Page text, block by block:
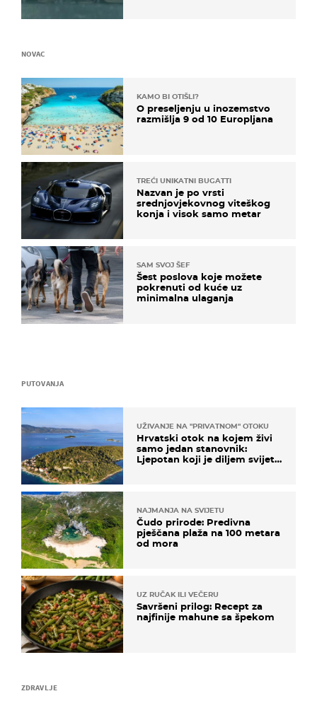
ZDRAVLJE
PUTOVANJA
UŽIVANJE NA "PRIVATNOM" OTOKU
Hrvatski otok na kojem živi
samo jedan stanovnik:
Ljepotan koji je diljem svijeta
NAJMANJA NA SVIJETU
Čudo prirode: Predivna
pješčana plaža na 100 metara
od mora
UZ RUČAK ILI VEČERU
Savršeni prilog: Recept za
najfinije mahune sa špekom
NOVAC
KAMO BI OTIŠLI?
O preseljenju u inozemstvo
razmišlja 9 od 10 Europljana
TREĆI UNIKATNI BUGATTI
Nazvan je po vrsti
srednjovjekovnog viteškog
konja i visok samo metar
SAM SVOJ ŠEF
Šest poslova koje možete
pokrenuti od kuće uz
minimalna ulaganja